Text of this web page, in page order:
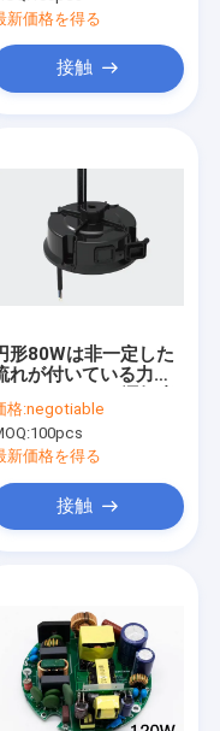
新価格を得る
接触
形80Wは非一定した
れが付いている力の
隔離した
格:negotiable
100pcs
新価格を得る
接触